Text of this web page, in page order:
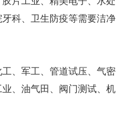
科、卫生防疫等需要洁净
、军工、管道试压、气密
、油气田、阀门测试、机